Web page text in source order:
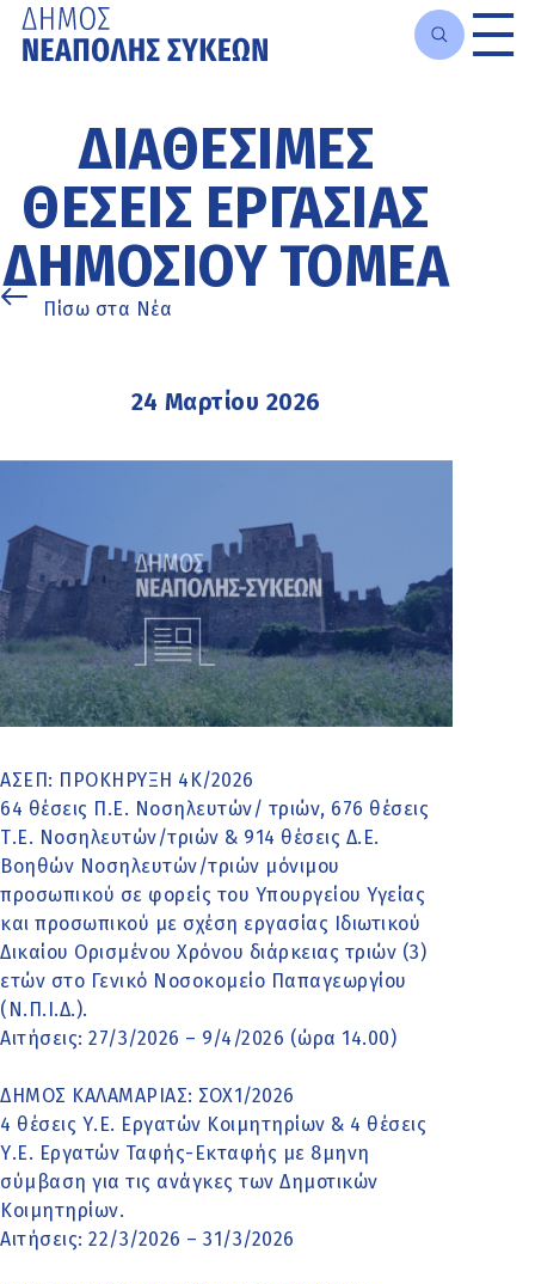
κυρίως
περιεχόμενο
ΔΙΑΘΕΣΙΜΕΣ
ΘΕΣΕΙΣ ΕΡΓΑΣΙΑΣ
ΔΗΜΟΣΙΟΥ TOMEA
Πίσω στα Νέα
24 Μαρτίου 2026
ΑΣΕΠ: ΠΡΟΚΗΡΥΞΗ 4Κ/2026
64 θέσεις Π.Ε. Νοσηλευτών/ τριών, 676 θέσεις
Τ.Ε. Νοσηλευτών/τριών & 914 θέσεις Δ.Ε.
Βοηθών Νοσηλευτών/τριών μόνιμου
προσωπικού σε φορείς του Υπουργείου Υγείας
και προσωπικού με σχέση εργασίας Ιδιωτικού
Δικαίου Ορισμένου Χρόνου διάρκειας τριών (3)
ετών στο Γενικό Νοσοκομείο Παπαγεωργίου
(Ν.Π.Ι.Δ.).
Αιτήσεις: 27/3/2026 – 9/4/2026 (ώρα 14.00)
ΔΗΜΟΣ ΚΑΛΑΜΑΡΙΑΣ: ΣΟΧ1/2026
4 θέσεις Υ.Ε. Εργατών Κοιμητηρίων & 4 θέσεις
Υ.Ε. Εργατών Ταφής-Εκταφής με 8μηνη
σύμβαση για τις ανάγκες των Δημοτικών
Κοιμητηρίων.
Αιτήσεις: 22/3/2026 – 31/3/2026